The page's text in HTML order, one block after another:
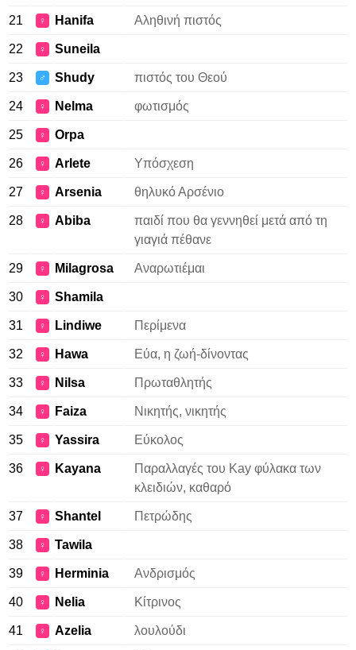
21 ♀ Hanifa Αληθινή πιστός
22 ♀ Suneila
23 ♂ Shudy πιστός του Θεού
24 ♀ Nelma φωτισμός
25 ♀ Orpa
26 ♀ Arlete Υπόσχεση
27 ♀ Arsenia θηλυκό Αρσένιο
28 ♀ Abiba
παιδί που θα γεννηθεί μετά από τη
γιαγιά πέθανε
29 ♀ Milagrosa Αναρωτιέμαι
30 ♀ Shamila
31 ♀ Lindiwe Περίμενα
32 ♀ Hawa Εύα, η ζωή-δίνοντας
33 ♀ Nilsa Πρωταθλητής
34 ♀ Faiza Νικητής, νικητής
35 ♀ Yassira Εύκολος
36 ♀ Kayana
Παραλλαγές του Kay φύλακα των
κλειδιών, καθαρό
37 ♀ Shantel Πετρώδης
38 ♀ Tawila
39 ♀ Herminia Ανδρισμός
40 ♀ Nelia Κίτρινος
41 ♀ Azelia λουλούδι